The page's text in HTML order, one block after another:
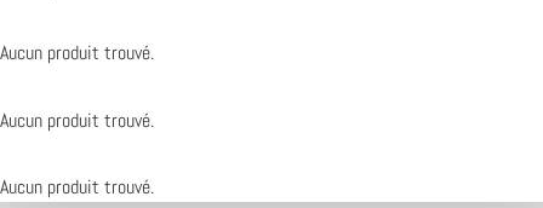
Aucun produit trouvé.
Aucun produit trouvé.
Aucun produit trouvé.